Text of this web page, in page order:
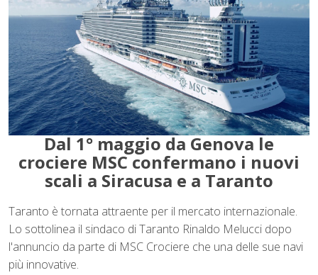
Dal 1° maggio da Genova le
crociere MSC confermano i nuovi
scali a Siracusa e a Taranto
Taranto è tornata attraente per il mercato internazionale.
Lo sottolinea il sindaco di Taranto Rinaldo Melucci dopo
l'annuncio da parte di MSC Crociere che una delle sue navi
più innovative.